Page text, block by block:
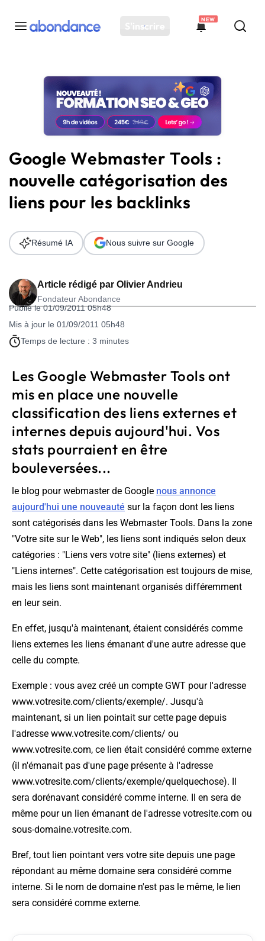
S'inscrire
NEW
Toutes les actus
Actus SEO
Plateforme
Solutions
Ressources
Audit SEO
Google Webmaster Tools :
nouvelle catégorisation des
liens pour les backlinks
Article rédigé par Olivier Andrieu
Fondateur Abondance
Publié le 01/09/2011 05h48
Mis à jour le 01/09/2011 05h48
Temps de lecture : 3 minutes
Résumé IA Nous suivre sur Google
Les Google Webmaster Tools ont
mis en place une nouvelle
classification des liens externes et
internes depuis aujourd'hui. Vos
stats pourraient en être
bouleversées...
le blog pour webmaster de Google nous annonce
aujourd'hui une nouveauté sur la façon dont les liens
sont catégorisés dans les Webmaster Tools. Dans la zone
"Votre site sur le Web", les liens sont indiqués selon deux
catégories : "Liens vers votre site" (liens externes) et
"Liens internes". Cette catégorisation est toujours de mise,
mais les liens sont maintenant organisés différemment
en leur sein.
En effet, jusqu'à maintenant, étaient considérés comme
liens externes les liens émanant d'une autre adresse que
celle du compte.
Exemple : vous avez créé un compte GWT pour l'adresse
www.votresite.com/clients/exemple/. Jusqu'à
maintenant, si un lien pointait sur cette page depuis
l'adresse www.votresite.com/clients/ ou
www.votresite.com, ce lien était considéré comme externe
(il n'émanait pas d'une page présente à l'adresse
www.votresite.com/clients/exemple/quelquechose). Il
sera dorénavant considéré comme interne. Il en sera de
même pour un lien émanant de l'adresse votresite.com ou
sous-domaine.votresite.com.
Bref, tout lien pointant vers votre site depuis une page
répondant au même domaine sera considéré comme
interne. Si le nom de domaine n'est pas le même, le lien
sera considéré comme externe.